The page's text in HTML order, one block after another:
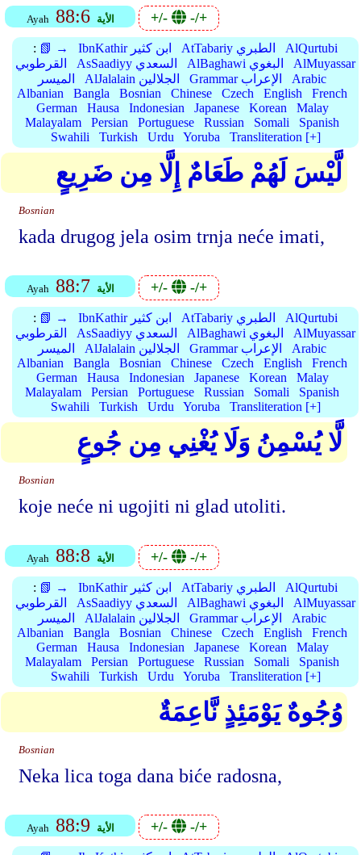
Ayah 88:6 الأية +/- -/+
: 📗 → IbnKathir ابن كثير AtTabariy الطبري
AlQurtubi
القرطوبي
AsSaadiyy السعدي AlBaghawi البغوي
AlMuyassar
الميسر
AlJalalain الجلالين Grammar الإعراب
Arabic
Albanian
Bangla Bosnian Chinese Czech English
French
German
Hausa Indonesian Japanese Korean
Malay
Malayalam
Persian Portuguese Russian Somali
Spanish
Swahili
Turkish Urdu Yoruba Transliteration [+]
لَّيْسَ لَهُمْ طَعَامٌ إِلَّا مِن ضَرِيعٍ
Bosnian
kada drugog jela osim trnja neće imati,
Ayah 88:7 الأية +/- -/+
: 📗 → IbnKathir ابن كثير AtTabariy الطبري
AlQurtubi
القرطوبي
AsSaadiyy السعدي AlBaghawi البغوي
AlMuyassar
الميسر
AlJalalain الجلالين Grammar الإعراب
Arabic
Albanian
Bangla Bosnian Chinese Czech English
French
German
Hausa Indonesian Japanese Korean
Malay
Malayalam
Persian Portuguese Russian Somali
Spanish
Swahili
Turkish Urdu Yoruba Transliteration [+]
لَّا يُسْمِنُ وَلَا يُغْنِي مِن جُوعٍ
Bosnian
koje neće ni ugojiti ni glad utoliti.
Ayah 88:8 الأية +/- -/+
: 📗 → IbnKathir ابن كثير AtTabariy الطبري
AlQurtubi
القرطوبي
AsSaadiyy السعدي AlBaghawi البغوي
AlMuyassar
الميسر
AlJalalain الجلالين Grammar الإعراب
Arabic
Albanian
Bangla Bosnian Chinese Czech English
French
German
Hausa Indonesian Japanese Korean
Malay
Malayalam
Persian Portuguese Russian Somali
Spanish
Swahili
Turkish Urdu Yoruba Transliteration [+]
وُجُوهٌ يَوْمَئِذٍ نَّاعِمَةٌ
Bosnian
Neka lica toga dana biće radosna,
Ayah 88:9 الأية +/- -/+